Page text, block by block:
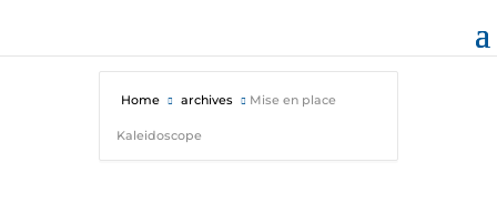
Home archives Mise en place
Kaleidoscope